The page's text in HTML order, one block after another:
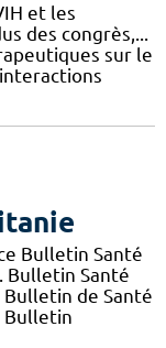
et les
des congrès,...
sur le
Bulletin Santé
Bulletin Santé
de Santé
Bulletin